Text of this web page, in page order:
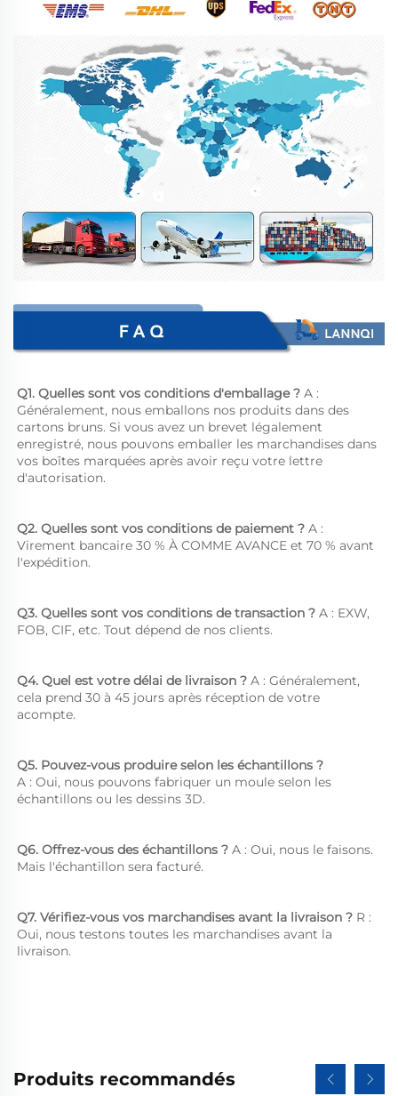
Q1. Quelles sont vos conditions d'emballage ? A :
Généralement, nous emballons nos produits dans des
cartons bruns. Si vous avez un brevet légalement
enregistré, nous pouvons emballer les marchandises dans
vos boîtes marquées après avoir reçu votre lettre
d'autorisation.
Q2. Quelles sont vos conditions de paiement ? A :
Virement bancaire 30 % À COMME AVANCE et 70 % avant
l'expédition.
Q3. Quelles sont vos conditions de transaction ? A : EXW,
FOB, CIF, etc. Tout dépend de nos clients.
Q4. Quel est votre délai de livraison ? A : Généralement,
cela prend 30 à 45 jours après réception de votre
acompte.
Q5. Pouvez-vous produire selon les échantillons ?
A : Oui, nous pouvons fabriquer un moule selon les
échantillons ou les dessins 3D.
Q6. Offrez-vous des échantillons ? A : Oui, nous le faisons.
Mais l'échantillon sera facturé.
Q7. Vérifiez-vous vos marchandises avant la livraison ? R :
Oui, nous testons toutes les marchandises avant la
livraison.
Produits recommandés